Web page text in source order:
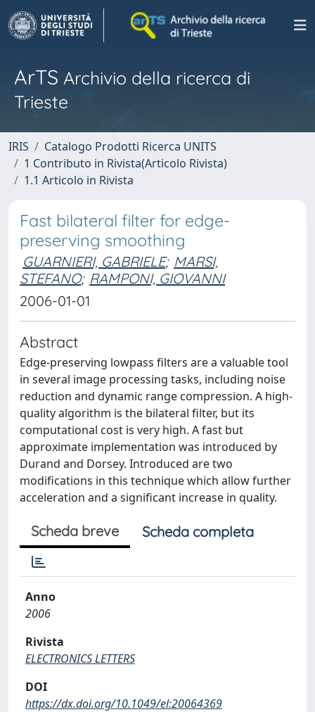
ArTS Archivio della ricerca di
Trieste
IRIS
Catalogo Prodotti Ricerca UNITS
1 Contributo in Rivista(Articolo Rivista)
1.1 Articolo in Rivista
Fast bilateral filter for edge-
preserving smoothing
GUARNIERI, GABRIELE; MARSI,
STEFANO; RAMPONI, GIOVANNI
2006-01-01
Abstract
Edge-preserving lowpass filters are a valuable tool
in several image processing tasks, including noise
reduction and dynamic range compression. A high-
quality algorithm is the bilateral filter, but its
computational cost is very high. A fast but
approximate implementation was introduced by
Durand and Dorsey. Introduced are two
modifications in this technique which allow further
acceleration and a significant increase in quality.
Scheda breve Scheda completa
Anno
2006
Rivista
ELECTRONICS LETTERS
DOI
https://dx.doi.org/10.1049/el:20064369